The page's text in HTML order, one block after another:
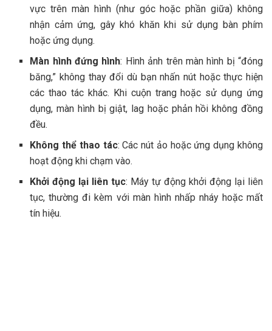
vực trên màn hình (như góc hoặc phần giữa) không
nhận cảm ứng, gây khó khăn khi sử dụng bàn phím
hoặc ứng dụng.
Màn hình đứng hình: Hình ảnh trên màn hình bị “đóng
băng,” không thay đổi dù bạn nhấn nút hoặc thực hiện
các thao tác khác. Khi cuộn trang hoặc sử dụng ứng
dụng, màn hình bị giật, lag hoặc phản hồi không đồng
đều.
Không thể thao tác: Các nút ảo hoặc ứng dụng không
hoạt động khi chạm vào.
Khởi động lại liên tục: Máy tự động khởi động lại liên
tục, thường đi kèm với màn hình nhấp nháy hoặc mất
tín hiệu.